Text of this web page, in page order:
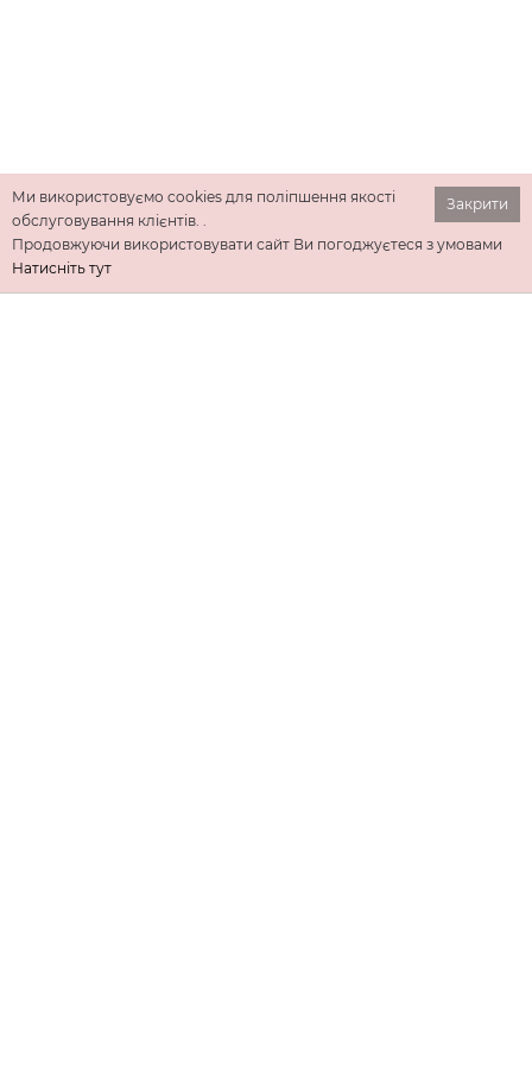
Закрити
Ми використовуємо cookies для поліпшення якості
обслуговування клієнтів. .
Продовжуючи використовувати сайт Ви погоджуєтеся з умовами
Натисніть тут